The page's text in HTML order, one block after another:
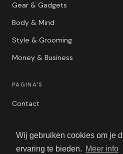
Wij gebruiken cookies om je
ervaring te bieden. Meer info
Gear & Gadgets
Body & Mind
Style & Grooming
Money & Business
PAGINA'S
Contact
Algemene Voorwaarden